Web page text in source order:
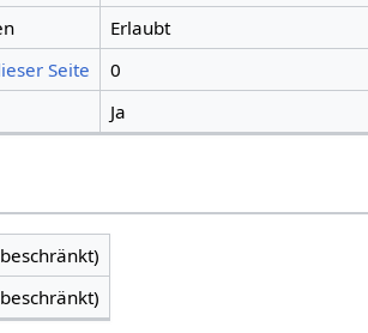
Erlaubt
Seite
0
Ja